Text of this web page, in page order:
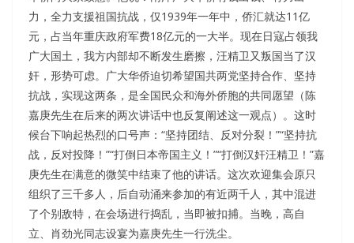
力，全力支援祖国抗战，仅1939年一年中，侨汇就达11亿
元，占当年重庆政府军费18亿元的一大半。现在日寇占领我
广大国土，我方内部却不断发生磨擦，汪精卫又叛国当了汉
奸，形势可虑。广大华侨迫切希望国共两党坚持合作、坚持
抗战，实现这两条，是全国民众和海外侨胞的共同愿望（陈
嘉庚先生在后来的两次讲话中也反复阐述这一观点）。这时
候台下响起热烈的口号声：“坚持团结、反对分裂！”“坚持抗
战，反对投降！”“打倒日本帝国主义！”“打倒汉奸汪精卫！”嘉
庚先生在满意的微笑中结束了他的讲话。这次欢迎集会原只
组织了三千多人，后自动涌来参加的有近两千人，其中混进
了个别敌特，在会场进行捣乱，当即被扣捕。当晚，高自
立、肖劲光同志设宴为嘉庚先生一行洗尘。